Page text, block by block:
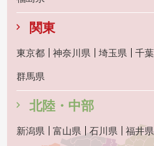
関東
東京都 神奈川県 埼玉県 千
群馬県
北陸・中部
新潟県 富山県 石川県 福井県